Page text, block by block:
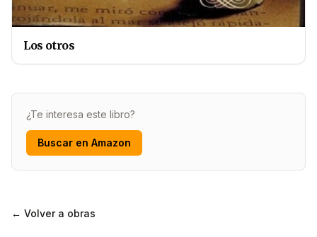
Los otros
¿Te interesa este libro?
Buscar en Amazon
← Volver a obras